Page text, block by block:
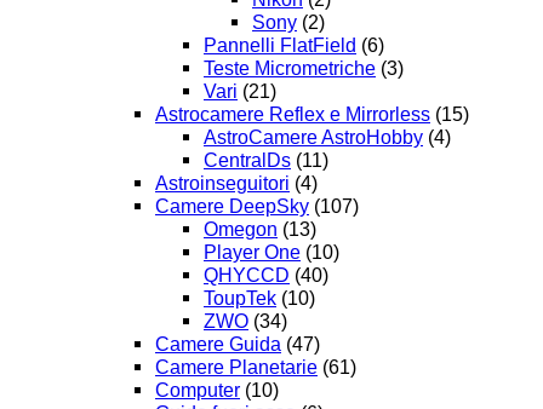
Sony (2)
Pannelli FlatField (6)
Teste Micrometriche (3)
Vari (21)
Astrocamere Reflex e Mirrorless (15)
AstroCamere AstroHobby (4)
CentralDs (11)
Astroinseguitori (4)
Camere DeepSky (107)
Omegon (13)
Player One (10)
QHYCCD (40)
ToupTek (10)
ZWO (34)
Camere Guida (47)
Camere Planetarie (61)
Computer (10)